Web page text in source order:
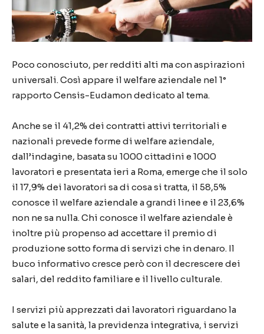
Poco conosciuto, per redditi alti ma con aspirazioni
universali. Così appare il welfare aziendale nel 1°
rapporto Censis-Eudamon dedicato al tema.
Anche se il 41,2% dei contratti attivi territoriali e
nazionali prevede forme di welfare aziendale,
dall’indagine, basata su 1000 cittadini e 1000
lavoratori e presentata ieri a Roma, emerge che il solo
il 17,9% dei lavoratori sa di cosa si tratta, il 58,5%
conosce il welfare aziendale a grandi linee e il 23,6%
non ne sa nulla. Chi conosce il welfare aziendale è
inoltre più propenso ad accettare il premio di
produzione sotto forma di servizi che in denaro. Il
buco informativo cresce però con il decrescere dei
salari, del reddito familiare e il livello culturale.
I servizi più apprezzati dai lavoratori riguardano la
salute e la sanità, la previdenza integrativa, i servizi